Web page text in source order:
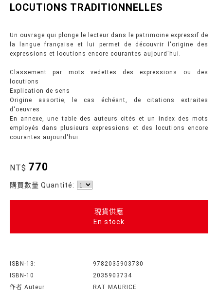
LOCUTIONS TRADITIONNELLES
Un ouvrage qui plonge le lecteur dans le patrimoine expressif de
la langue française et lui permet de découvrir l'origine des
expressions et locutions encore courantes aujourd'hui.
Classement par mots vedettes des expressions ou des
locutions
Explication de sens
Origine assortie, le cas échéant, de citations extraites
d'oeuvres
En annexe, une table des auteurs cités et un index des mots
employés dans plusieurs expressions et des locutions encore
courantes aujourd'hui.
NT$ 770
購買數量 Quantité:
現貨供應
En stock
ISBN-13:
9782035903730
ISBN-10
2035903734
作者 Auteur
RAT MAURICE